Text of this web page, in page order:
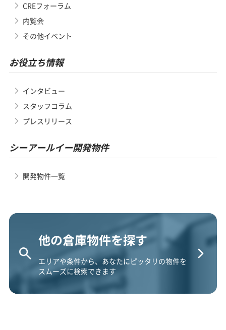
CREフォーラム
内覧会
その他イベント
お役立ち情報
インタビュー
スタッフコラム
プレスリリース
シーアールイー開発物件
開発物件一覧
他の倉庫物件を探す
エリアや条件から、あなたにピッタリの物件を
スムーズに検索できます